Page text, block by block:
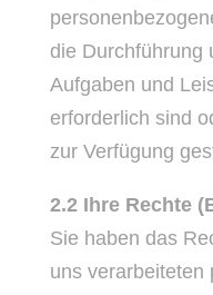
die Durchführung
Aufgaben und
erforderlich sind
zur Verfügung
2.2 Ihre Rechte
Sie haben das
uns verarbeiteten